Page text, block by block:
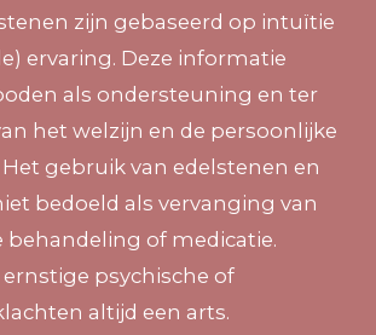
zijn gebaseerd op intuïtie
ervaring. Deze informatie
als ondersteuning en ter
het welzijn en de persoonlijke
gebruik van edelstenen en
bedoeld als vervanging van
behandeling of medicatie.
psychische of
altijd een arts.